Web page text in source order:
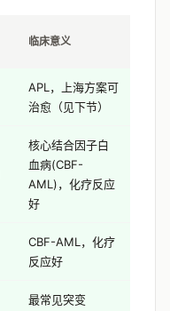
临床意义
APL，上海方案可
治愈（见下节）
核心结合因子白
血病(CBF-
AML)，化疗反应
好
CBF-AML，化疗
反应好
最常见突变